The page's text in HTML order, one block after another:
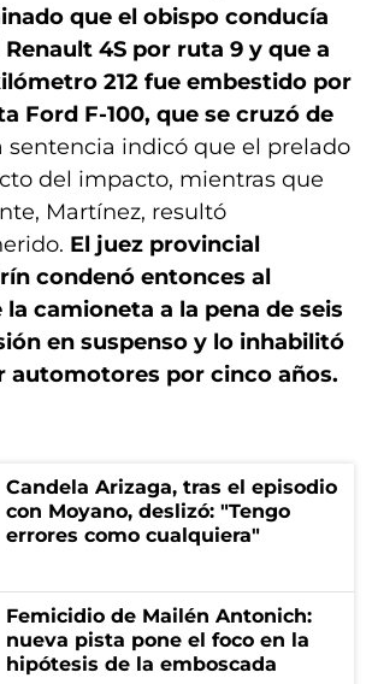
que el obispo conducía
4S por ruta 9 y que a
212 fue embestido por
Ford F-100, que se cruzó de
sentencia indicó que el prelado
del impacto, mientras que
Martínez, resultó
El juez provincial
condenó entonces al
camioneta a la pena de seis
en suspenso y lo inhabilitó
automotores por cinco años.
Candela Arizaga, tras el episodio
con Moyano, deslizó: "Tengo
errores como cualquiera"
Femicidio de Mailén Antonich:
nueva pista pone el foco en la
hipótesis de la emboscada